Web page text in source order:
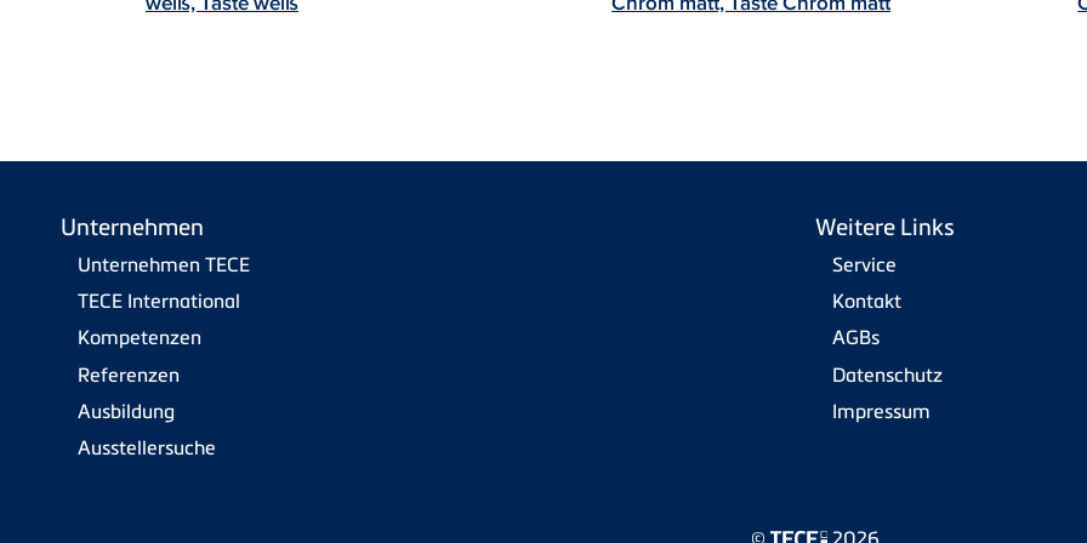
Unternehmen
Unternehmen TECE
TECE International
Kompetenzen
Referenzen
Ausbildung
Ausstellersuche
Weitere Links
Service
Kontakt
AGBs
Datenschutz
Impressum